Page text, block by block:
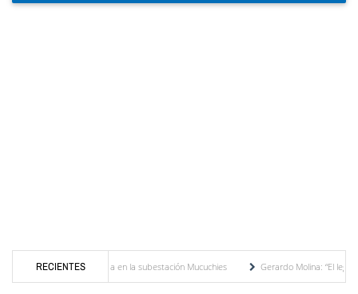
RECIENTES
de potencia en la subestación Mucuchies
Gerardo Molina: “El legado de